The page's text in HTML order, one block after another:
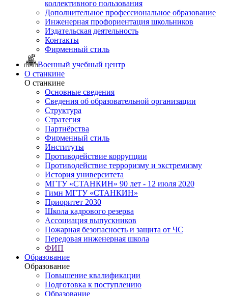
коллективного пользования
Дополнительное профессиональное образование
Инженерная профориентация школьников
Издательская деятельность
Контакты
Фирменный стиль
Военный учебный центр
О станкине
О станкине
Основные сведения
Сведения об образовательной организации
Структура
Стратегия
Партнёрства
Фирменный стиль
Институты
Противодействие коррупции
Противодействие терроризму и экстремизму
История университета
МГТУ «СТАНКИН» 90 лет - 12 июля 2020
Гимн МГТУ «СТАНКИН»
Приоритет 2030
Школа кадрового резерва
Ассоциация выпускников
Пожарная безопасность и защита от ЧС
Передовая инженерная школа
ФИП
Образование
Образование
Повышение квалификации
Подготовка к поступлению
Образование